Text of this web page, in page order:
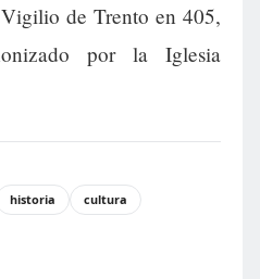
de Trento en 405,
por la Iglesia
historia
cultura